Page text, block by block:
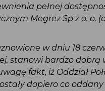
pełnej
Megrez Sp z o. o.
w dniu 18
stanowi bardzo dobrą
fakt, iż Oddział
dopiero co